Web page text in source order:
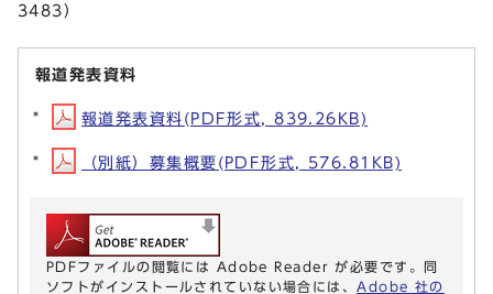
3483）
報道発表資料
報道発表資料(PDF形式, 839.26KB)
（別紙）募集概要(PDF形式, 576.81KB)
PDFファイルの閲覧には Adobe Reader が必要です。同
ソフトがインストールされていない場合には、 Adobe 社の